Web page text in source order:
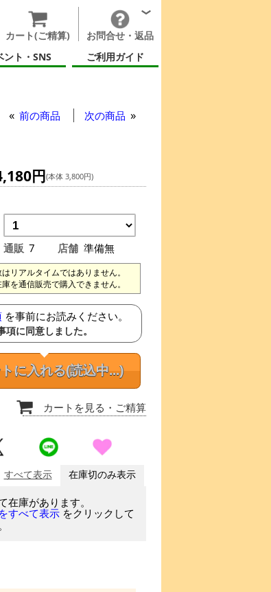
カート(ご精算)
お問合せ・返品
ント・SNS ご利用ガイド
前の商品 次の商品
円(本体 3,800円)
通販 7 店舗 準備無
リアルタイムではありません。
を通信販売で購入できません。
を事前にお読みください。
項に同意しました。
に入れる(読込中...)
カートを見る ・ご精算
すべて表示 在庫切のみ表示
在庫があります。
すべて表示 をクリックして